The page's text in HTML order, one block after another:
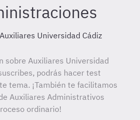
Universidad Cádiz
sobre Auxiliares Universidad
podrás hacer test
tema. ¡También te facilitamos
Auxiliares Administrativos
ordinario!